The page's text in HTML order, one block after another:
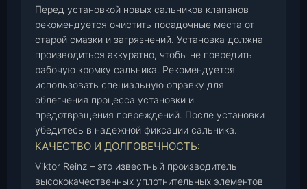
А
З
-
2
1
0
1
-
2
1
0
8
Перед установкой новых сальников клапанов
рекомендуется очистить посадочные места от
старой смазки и загрязнений. Установка должна
производиться аккуратно, чтобы не повредить
рабочую кромку сальника. Рекомендуется
использовать специальную оправку для
облегчения процесса установки и
предотвращения повреждений. После установки
убедитесь в надежной фиксации сальника.
КАЧЕСТВО И ДОЛГОВЕЧНОСТЬ:
Viktor Reinz – это известный производитель
высококачественных уплотнительных элементов